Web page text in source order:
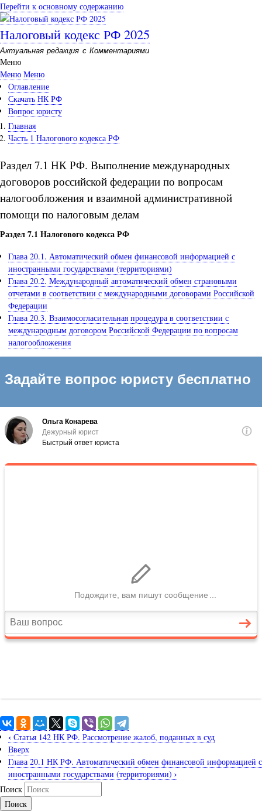
Перейти к основному содержанию
Налоговый кодекс РФ 2025
Актуальная редакция с Комментариями
Меню
Меню Меню
Оглавление
Скачать НК РФ
Вопрос юристу
Главная
Часть 1 Налогового кодекса РФ
Раздел 7.1 НК РФ. Выполнение международных
договоров российской федерации по вопросам
налогообложения и взаимной административной
помощи по налоговым делам
Раздел 7.1 Налогового кодекса РФ
Глава 20.1. Автоматический обмен финансовой информацией с
иностранными государствами (территориями)
Глава 20.2. Международный автоматический обмен страновыми
отчетами в соответствии с международными договорами Российской
Федерации
Глава 20.3. Взаимосогласительная процедура в соответствии с
международным договором Российской Федерации по вопросам
налогообложения
‹ Статья 142 НК РФ. Рассмотрение жалоб, поданных в суд
Вверх
Глава 20.1 НК РФ. Автоматический обмен финансовой информацией с
иностранными государствами (территориями) ›
Поиск